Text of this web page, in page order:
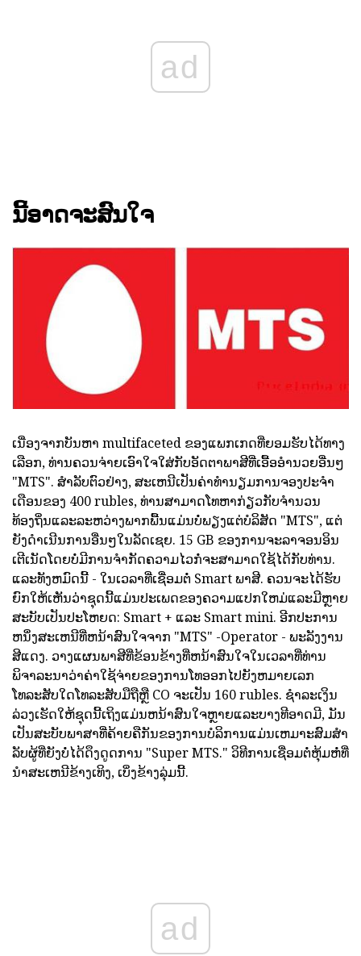
ad
ນີ້ອາດຈະສົນໃຈ
ເນື່ອງຈາກບັນຫາ multifaceted ຂອງແພກເກດທີ່ຍອມຮັບໄດ້ທາງ
ເລືອກ, ທ່ານຄວນຈ່າຍເອົາໃຈໃສ່ກັບອັດຕາພາສີທີ່ເອື້ອອໍານວຍອື່ນໆ
"MTS". ສໍາລັບຕົວຢ່າງ, ສະເຫນີເປັນຄ່າທໍານຽມການຈອງປະຈໍາ
ເດືອນຂອງ 400 rubles, ທ່ານສາມາດໂທຫາກ່ຽວກັບຈໍານວນ
ທ້ອງຖິ່ນແລະລະຫວ່າງພາກພື້ນແມ່ນບໍ່ພຽງແຕ່ບໍລິສັດ "MTS", ແຕ່
ຍັງດໍາເນີນການອື່ນໆໃນລັດເຊຍ. 15 GB ຂອງການຈະລາຈອນອິນ
ເຕີເນັດໂດຍບໍ່ມີການຈໍາກັດຄວາມໄວກໍ່ຈະສາມາດໃຊ້ໄດ້ກັບທ່ານ.
ແລະທັງຫມົດນີ້ - ໃນເວລາທີ່ເຊື່ອມຕໍ່ Smart ພາສີ. ຄວນຈະໄດ້ຮັບ
ຍົກໃຫ້ເຫັນວ່າຊຸດນີ້ແມ່ນປະເພດຂອງຄວາມແປກໃຫມ່ແລະມີຫຼາຍ
ສະບັບເປັນປະໂຫຍດ: Smart + ແລະ Smart mini. ອີກປະການ
ຫນຶ່ງສະເຫນີທີ່ຫນ້າສົນໃຈຈາກ "MTS" -Operator - ພະລັງງານ
ສີແດງ. ວາງແຜນພາສີທີ່ຂ້ອນຂ້າງທີ່ຫນ້າສົນໃຈໃນເວລາທີ່ທ່ານ
ພິຈາລະນາວ່າຄ່າໃຊ້ຈ່າຍຂອງການໂທອອກໄປຍັງຫມາຍເລກ
ໂທລະສັບໃດໂທລະສັບມືຖືຫຼື CO ຈະເປັນ 160 rubles. ຊໍາລະເງິນ
ລ່ວງເຮັດໃຫ້ຊຸດນີ້ເຖິງແມ່ນຫນ້າສົນໃຈຫຼາຍແລະບາງທີອາດມີ, ມັນ
ເປັນສະບັບພາສາທີ່ຄ້າຍຄືກັນຂອງການບໍລິການແມ່ນເຫມາະສົມສໍາ
ລັບຜູ້ທີ່ຍັງບໍ່ໄດ້ດຶງດູດການ "Super MTS." ວິທີການເຊື່ອມຕໍ່ຫຸ້ມຫໍ່ທີ່
ນໍາສະເຫນີຂ້າງເທິງ, ເບິ່ງຂ້າງລຸ່ມນີ້.
ad